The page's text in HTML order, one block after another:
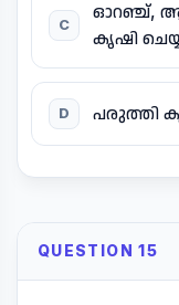
C
ഓറഞ്ച്,
കൃഷി
D പരുത്തി
QUESTION 15